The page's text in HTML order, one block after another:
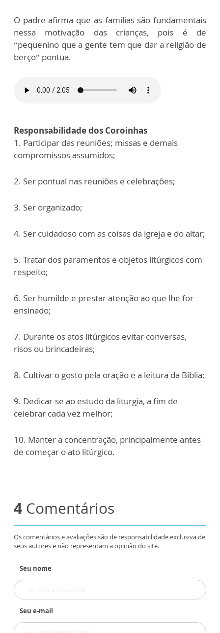
O padre afirma que as famílias são fundamentais
nessa motivação das crianças, pois é de
“pequenino que a gente tem que dar a religião de
berço” pontua.
Responsabilidade dos Coroinhas
1. Participar das reuniões; missas e demais
compromissos assumidos;
2. Ser pontual nas reuniões e celebrações;
3. Ser organizado;
4. Ser cuidadoso com as coisas da igreja e do altar;
5. Tratar dos paramentos e objetos litúrgicos com
respeito;
6. Ser humilde e prestar atenção ao que lhe for
ensinado;
7. Durante os atos litúrgicos evitar conversas,
risos ou brincadeiras;
8. Cultivar o gosto pela oração e a leitura da Bíblia;
9. Dedicar-se ao estudo da liturgia, a fim de
celebrar cada vez melhor;
10. Manter a concentração, principalmente antes
de começar o ato litúrgico.
4 Comentários
Os comentários e avaliações são de responsabilidade exclusiva de
seus autores e não representam a opinião do site.
Seu nome
Seu e-mail